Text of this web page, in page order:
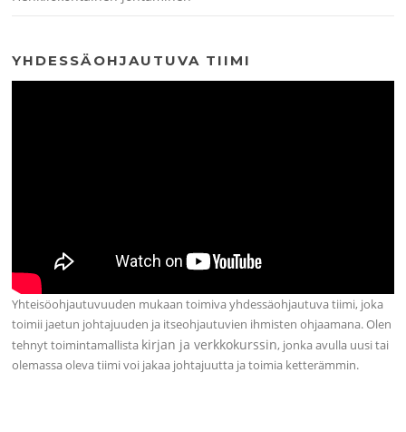
YHDESSÄOHJAUTUVA TIIMI
Yhteisöohjautuvuuden mukaan toimiva yhdessäohjautuva tiimi, joka
toimii jaetun johtajuuden ja itseohjautuvien ihmisten ohjaamana. Olen
tehnyt toimintamallista kirjan ja verkkokurssin, jonka avulla uusi tai
olemassa oleva tiimi voi jakaa johtajuutta ja toimia ketterämmin.